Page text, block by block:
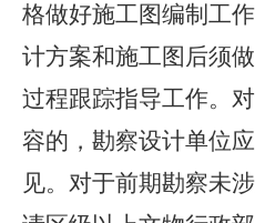
格做好施工图编制工
计方案和施工图后须
过程跟踪指导工作。
容的，勘察设计单位
见。对于前期勘察未